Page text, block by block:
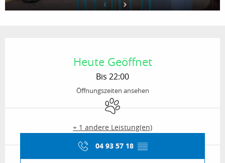
Heute Geöffnet
Bis 22:00
Öffnungszeiten ansehen
Tiere erlaubt
+ 1 andere Leistung(en)
04 93 57 18 ▒▒